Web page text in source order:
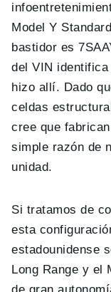
Model Y
bastidor es
del VIN
hizo allí. Dado
celdas
cree que
simple razón de
unidad.
Si tratamos de
esta
estadounidense
Long Range y el